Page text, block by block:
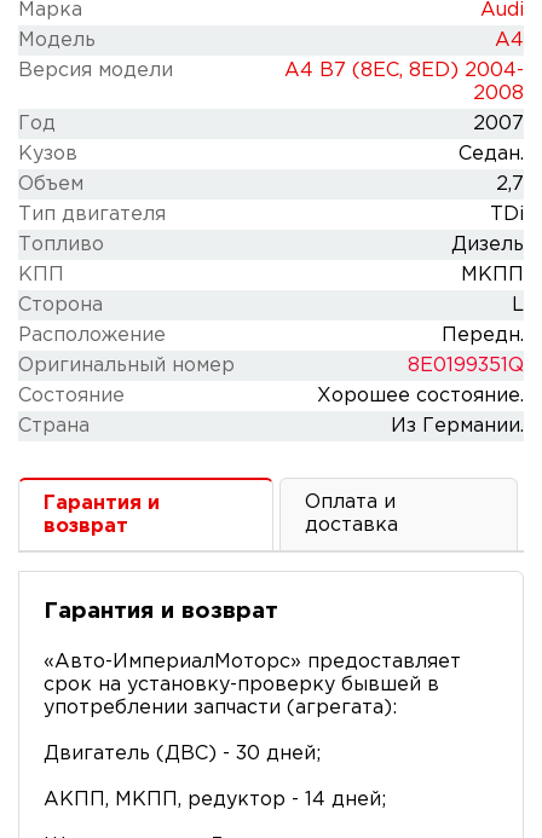
Марка
Audi
Модель
A4
Версия модели
A4 B7 (8EC, 8ED) 2004-
2008
Год
2007
Кузов
Седан.
Объем
2,7
Тип двигателя
TDi
Топливо
Дизель
КПП
МКПП
Сторона
L
Расположение
Передн.
Оригинальный номер
8E0199351Q
Состояние
Хорошее состояние.
Cтрана
Из Германии.
Гарантия и
возврат
Оплата и
доставка
Гарантия и возврат
«Авто-ИмпериалМоторс» предоставляет
срок на установку-проверку бывшей в
употреблении запчасти (агрегата):
Двигатель (ДВС) - 30 дней;
АКПП, МКПП, редуктор - 14 дней;